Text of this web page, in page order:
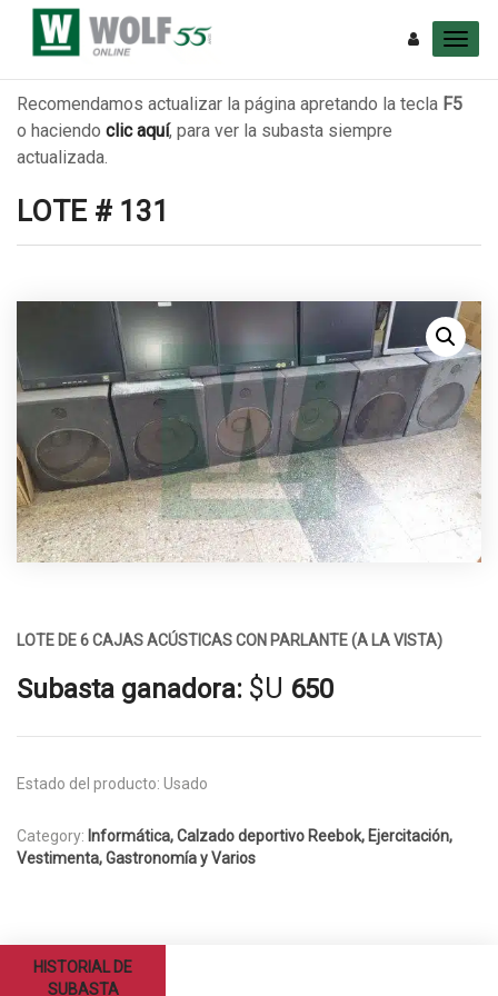
Recomendamos actualizar la página apretando la tecla F5
o haciendo clic aquí, para ver la subasta siempre
actualizada.
LOTE # 131
LOTE DE 6 CAJAS ACÚSTICAS CON PARLANTE (A LA VISTA)
Subasta ganadora: $U 650
Estado del producto: Usado
Category: Informática, Calzado deportivo Reebok, Ejercitación,
Vestimenta, Gastronomía y Varios
HISTORIAL DE
SUBASTA